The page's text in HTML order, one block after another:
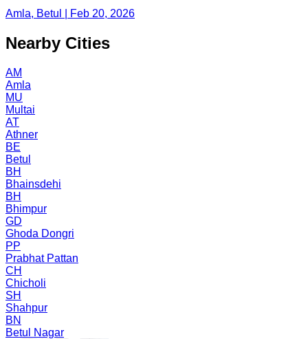
Amla, Betul | Feb 20, 2026
Nearby Cities
AM
Amla
MU
Multai
AT
Athner
BE
Betul
BH
Bhainsdehi
BH
Bhimpur
GD
Ghoda Dongri
PP
Prabhat Pattan
CH
Chicholi
SH
Shahpur
BN
Betul Nagar